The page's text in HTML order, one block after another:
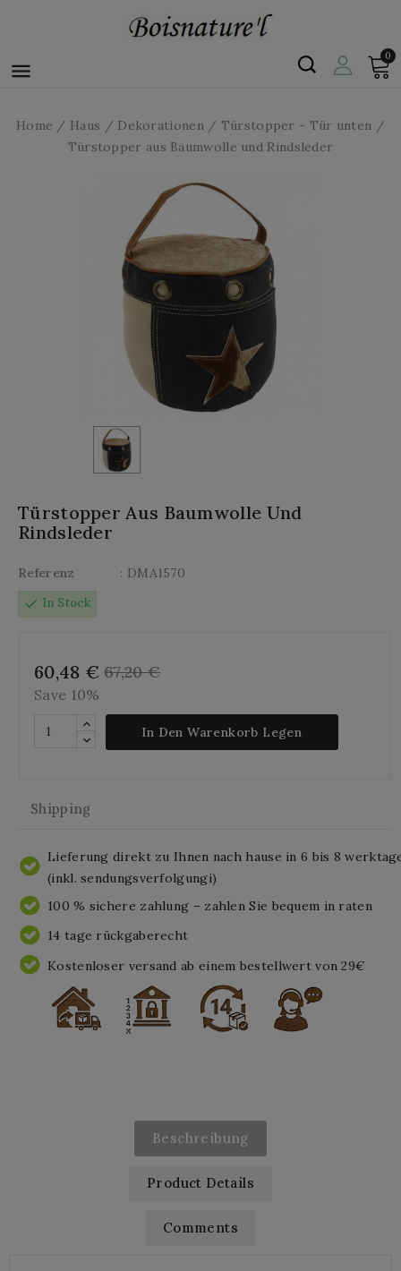

0
Home Haus Dekorationen
Türstopper - Tür unten
Türstopper aus Baumwolle und Rindsleder
Türstopper Aus Baumwolle Und
Rindsleder
Referenz
: DMA1570
check In Stock
60,48 € 67,20 €
Save 10%
In Den Warenkorb Legen
Shipping
Lieferung direkt zu Ihnen nach hause in 6 bis 8
(inkl. sendungsverfolgungi)
100 % sichere zahlung – zahlen Sie bequem in raten
14 tage rückgaberecht
Kostenloser versand ab einem bestellwert von 29€
Beschreibung
Product Details
Comments